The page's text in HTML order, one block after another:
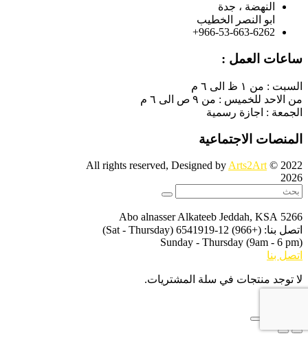
النهضة ، جدة
ابو النصر الخطيب
966-53-663-6262+
ساعات العمل :
السبت : من ١ ظ الى ٦ م
من الاحد للخميس : من ٩ ص الى ٦ م
الجمعة : اجازة رسمية
المنصات الاجتماعية
2022
© All rights reserved, Designed by
Arts2Art
2026
5266 Abo alnasser Alkateeb
Jeddah, KSA
اتصل بنا: (+966) 12-6541919
(Sat - Thursday)
Sunday - Thursday (9am - 6 pm)
اتصل بنا
لا توجد منتجات في سلة المشتريات.